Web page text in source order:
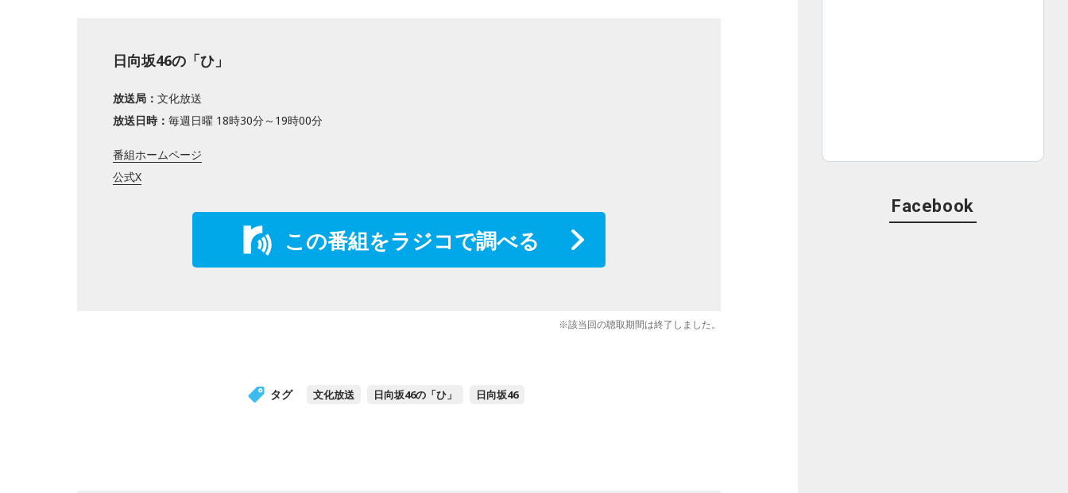
日向坂46の「ひ」
放送局： 文化放送
放送日時： 毎週日曜 18時30分～19時00分
番組ホームページ
公式X
この番組をラジコで調べる
※該当回の聴取期間は終了しました。
タグ 文化放送 日向坂46の「ひ」 日向坂46
Facebook